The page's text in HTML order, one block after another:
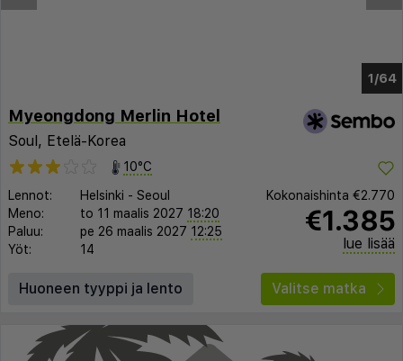
1/60
Myeongdong Merlin Hotel
Soul, Etelä-Korea
10°C
Lennot:
Helsinki - Seoul
Meno:
to 11 maalis 2027 18:20
Paluu:
pe 26 maalis 2027 12:25
Yöt:
14
Kokonaishinta €2.770
€1.385
lue lisää
Huoneen tyyppi ja lento Valitse matka